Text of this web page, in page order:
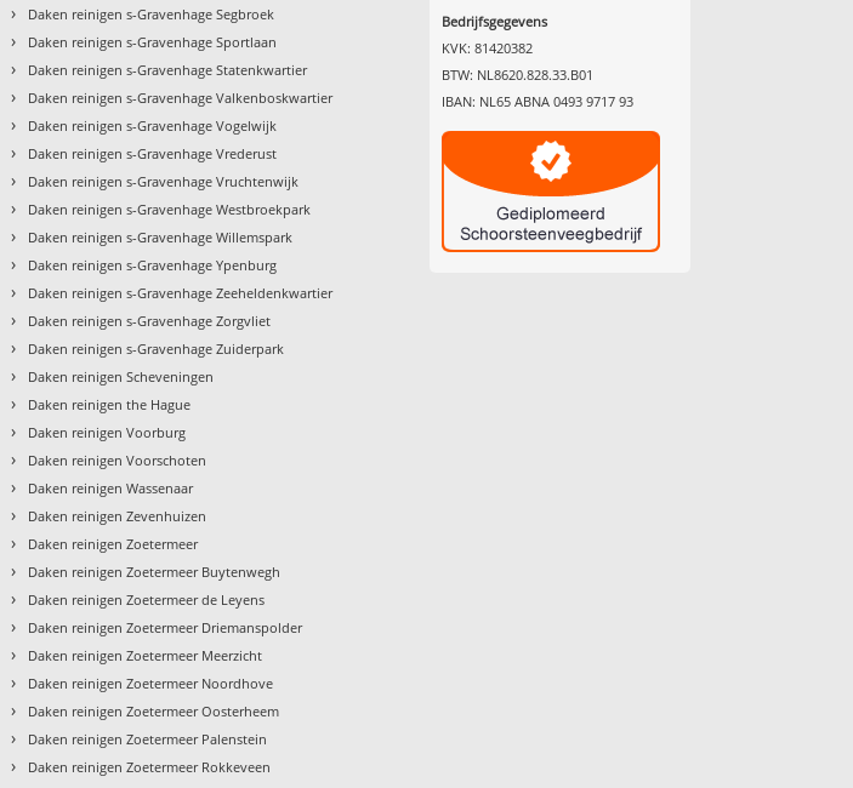
› Daken reinigen s-Gravenhage Segbroek
› Daken reinigen s-Gravenhage Sportlaan
› Daken reinigen s-Gravenhage Statenkwartier
› Daken reinigen s-Gravenhage Valkenboskwartier
› Daken reinigen s-Gravenhage Vogelwijk
› Daken reinigen s-Gravenhage Vrederust
› Daken reinigen s-Gravenhage Vruchtenwijk
› Daken reinigen s-Gravenhage Westbroekpark
› Daken reinigen s-Gravenhage Willemspark
› Daken reinigen s-Gravenhage Ypenburg
› Daken reinigen s-Gravenhage Zeeheldenkwartier
› Daken reinigen s-Gravenhage Zorgvliet
› Daken reinigen s-Gravenhage Zuiderpark
› Daken reinigen Scheveningen
› Daken reinigen the Hague
› Daken reinigen Voorburg
› Daken reinigen Voorschoten
› Daken reinigen Wassenaar
› Daken reinigen Zevenhuizen
› Daken reinigen Zoetermeer
› Daken reinigen Zoetermeer Buytenwegh
› Daken reinigen Zoetermeer de Leyens
› Daken reinigen Zoetermeer Driemanspolder
› Daken reinigen Zoetermeer Meerzicht
› Daken reinigen Zoetermeer Noordhove
› Daken reinigen Zoetermeer Oosterheem
› Daken reinigen Zoetermeer Palenstein
› Daken reinigen Zoetermeer Rokkeveen
Bedrijfsgegevens
KVK: 81420382
BTW: NL8620.828.33.B01
IBAN: NL65 ABNA 0493 9717 93